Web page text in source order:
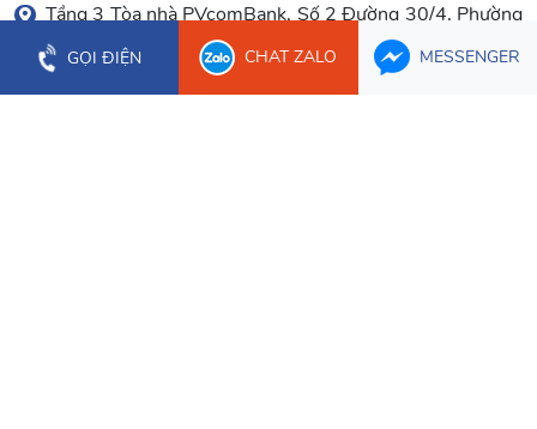
Tầng 3 Tòa nhà PVcomBank, Số 2 Đường 30/4, Phường
Hòa Cường
0903 003 779
GỌI ĐIỆN CHAT ZALO MESSENGER